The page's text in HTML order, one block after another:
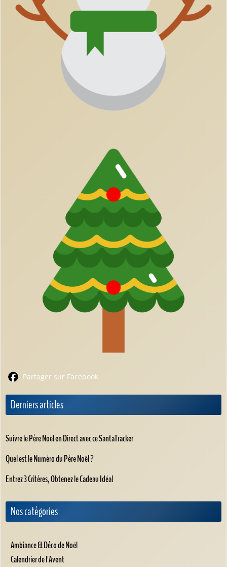
Partager sur Facebook
Derniers articles
Suivre le Père Noël en Direct avec ce SantaTracker
Quel est le Numéro du Père Noël ?
Entrez 3 Critères, Obtenez le Cadeau Idéal
Nos catégories
Ambiance & Déco de Noël
Calendrier de l'Avent